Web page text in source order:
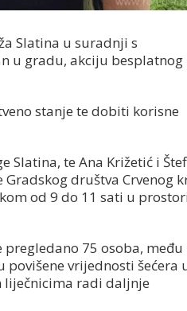
Slatina u suradnji s
u gradu, akciju besplatnog
stanje te dobiti korisne
Slatina, te Ana Križetić i
društva Crvenog
od 9 do 11 sati u
75 osoba, među
vrijednosti šećera
liječnicima radi daljnje